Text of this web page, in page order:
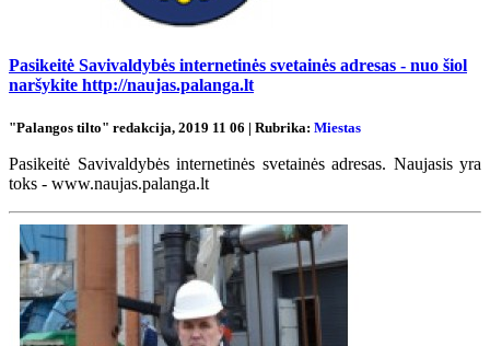
Pasikeitė Savivaldybės internetinės svetainės adresas - nuo šiol
naršykite http://naujas.palanga.lt
"Palangos tilto" redakcija, 2019 11 06 | Rubrika: Miestas
Pasikeitė Savivaldybės internetinės svetainės adresas. Naujasis yra
toks - www.naujas.palanga.lt